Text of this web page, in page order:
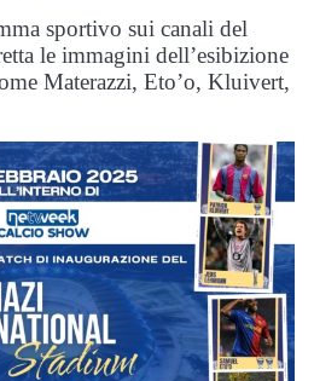
sportivo sui canali del
le immagini dell’esibizione
Materazzi, Eto’o, Kluivert,